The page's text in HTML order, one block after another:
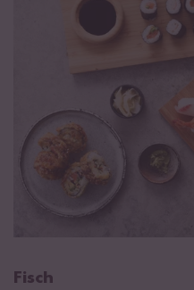
Fisch